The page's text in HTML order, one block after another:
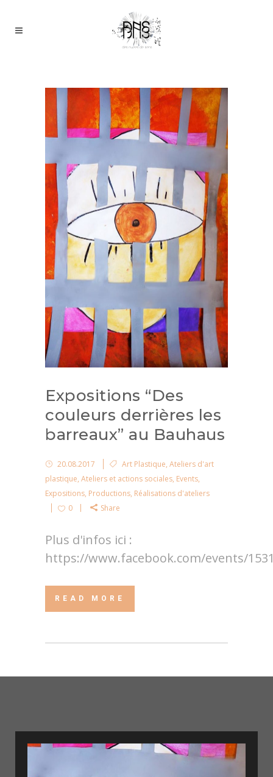
Expositions “Des
couleurs derrières les
barreaux” au Bauhaus
20.08.2017 Art Plastique, Ateliers d'art
plastique, Ateliers et actions sociales, Events,
Expositions, Productions, Réalisations d'ateliers
0
Share
Plus d'infos ici :
https://www.facebook.com/events/
READ MORE